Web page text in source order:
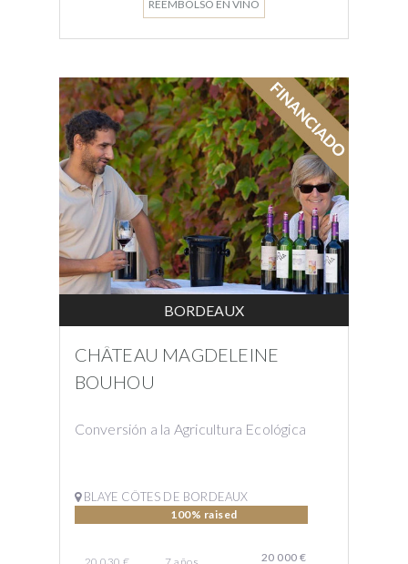
REEMBOLSO EN VINO
BORDEAUX
CHÂTEAU MAGDELEINE
BOUHOU
Conversión a la Agricultura Ecológica
BLAYE CÔTES DE BORDEAUX
100% raised
20 000 €